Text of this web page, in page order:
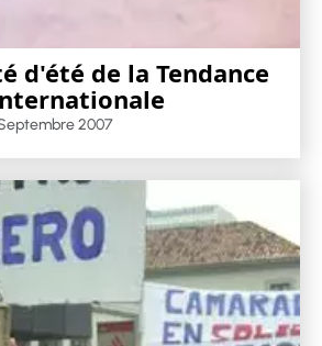
d'été de la Tendance
2007